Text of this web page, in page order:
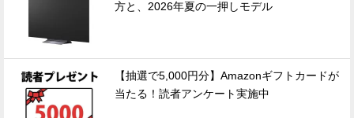
方と、2026年夏の一押しモデル
【抽選で5,000円分】Amazonギフトカードが
当たる！読者アンケート実施中